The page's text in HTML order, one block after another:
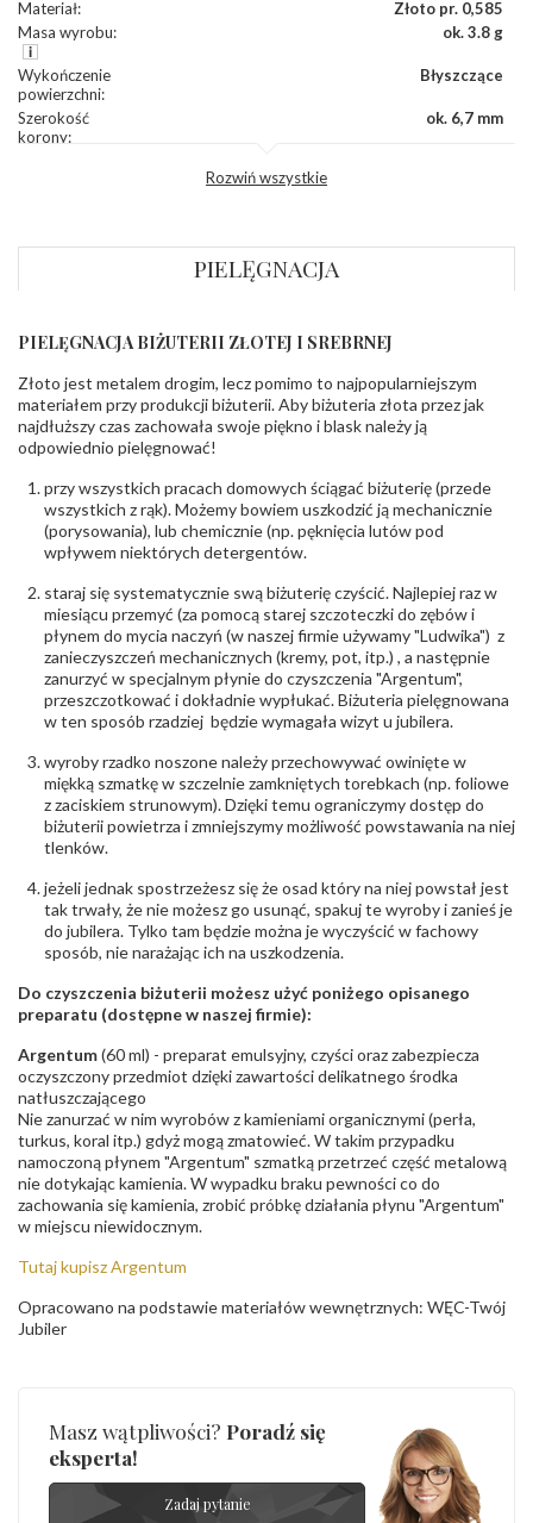
Materiał:
Złoto pr. 0,585
Masa wyrobu: ok. 3.8 g
Wykończenie
powierzchni:
Błyszczące
Szerokość
korony:
ok. 6,7 mm
Liczba kamieni:
Masa kamieni
(łącznie):
ok. 0.5 ct.
Producent
odpowiedzialny :
WĘC-Twój Jubiler S.C. Artur Węc, Małgorzata
Suchan, ul. Kurczaba 3, 30-868 Kraków; NIP:
679-25-92-107; sklep@wec.com.pl
Bezpieczeństwo
ostrzeżenia:
Nie nadaje się dla dzieci w wieku poniżej 3 lat
zawierają nikiel
Rozwiń wszystkie
PIELĘGNACJA
PIELĘGNACJA BIŻUTERII ZŁOTEJ I SREBRNEJ
Złoto jest metalem drogim, lecz pomimo to najpopularniejszym
materiałem przy produkcji biżuterii. Aby biżuteria złota przez jak
najdłuższy czas zachowała swoje piękno i blask należy ją
odpowiednio pielęgnować!
przy wszystkich pracach domowych ściągać biżuterię (przede
wszystkich z rąk). Możemy bowiem uszkodzić ją mechanicznie
(porysowania), lub chemicznie (np. pęknięcia lutów pod
wpływem niektórych detergentów.
staraj się systematycznie swą biżuterię czyścić. Najlepiej raz w
miesiącu przemyć (za pomocą starej szczoteczki do zębów i
płynem do mycia naczyń (w naszej firmie używamy "Ludwika") z
zanieczyszczeń mechanicznych (kremy, pot, itp.) , a następnie
zanurzyć w specjalnym płynie do czyszczenia "Argentum",
przeszczotkować i dokładnie wypłukać. Biżuteria pielęgnowana
w ten sposób rzadziej będzie wymagała wizyt u jubilera.
wyroby rzadko noszone należy przechowywać owinięte w
miękką szmatkę w szczelnie zamkniętych torebkach (np. foliowe
z zaciskiem strunowym). Dzięki temu ograniczymy dostęp do
biżuterii powietrza i zmniejszymy możliwość powstawania na niej
tlenków.
jeżeli jednak spostrzeżesz się że osad który na niej powstał jest
tak trwały, że nie możesz go usunąć, spakuj te wyroby i zanieś je
do jubilera. Tylko tam będzie można je wyczyścić w fachowy
sposób, nie narażając ich na uszkodzenia.
Do czyszczenia biżuterii możesz użyć poniżego opisanego
preparatu (dostępne w naszej firmie):
Argentum(60 ml) - preparat emulsyjny, czyści oraz zabezpiecza
oczyszczony przedmiot dzięki zawartości delikatnego środka
natłuszczającego
Nie zanurzać w nim wyrobów z kamieniami organicznymi (perła,
turkus, koral itp.) gdyż mogą zmatowieć. W takim przypadku
namoczoną płynem "Argentum" szmatką przetrzeć część metalową
nie dotykając kamienia. W wypadku braku pewności co do
zachowania się kamienia, zrobić próbkę działania płynu "Argentum"
w miejscu niewidocznym.
Tutaj kupisz Argentum
Opracowano na podstawie materiałów wewnętrznych: WĘC-Twój
Jubiler
Masz wątpliwości? Poradź się
eksperta!
Zadaj pytanie